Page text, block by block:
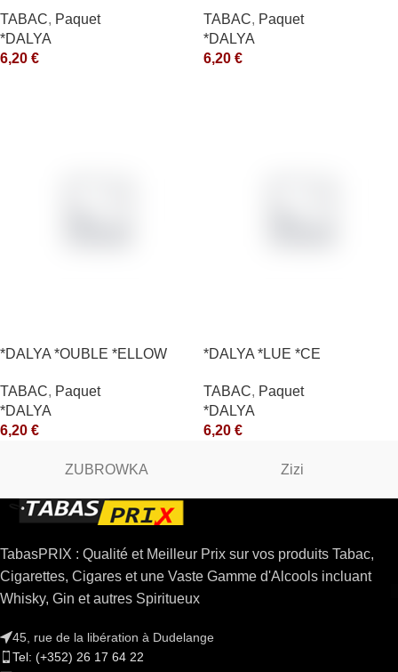
TABAC, Paquet
*DALYA
6,20 €
TABAC, Paquet
*DALYA
6,20 €
*DALYA *OUBLE *ELLOW
TABAC, Paquet
*DALYA
6,20 €
*DALYA *LUE *CE
TABAC, Paquet
*DALYA
6,20 €
ZUBROWKA Zizi
TabasPRIX : Qualité et Meilleur Prix sur vos produits Tabac,
Cigarettes, Cigares et une Vaste Gamme d'Alcools incluant
Whisky, Gin et autres Spiritueux
45, rue de la libération à Dudelange
Tel: (+352) 26 17 64 22